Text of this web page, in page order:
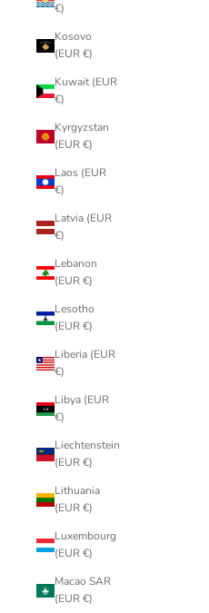
€)
Kosovo
(EUR €)
Kuwait (EUR
€)
Kyrgyzstan
(EUR €)
Laos (EUR
€)
Latvia (EUR
€)
Lebanon
(EUR €)
Lesotho
(EUR €)
Liberia (EUR
€)
Libya (EUR
€)
Liechtenstein
(EUR €)
Lithuania
(EUR €)
Luxembourg
(EUR €)
Macao SAR
(EUR €)